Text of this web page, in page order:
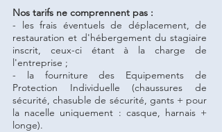
Nos tarifs ne comprennent pas :
- les frais éventuels de déplacement, de
restauration et d'hébergement du stagiaire
inscrit, ceux-ci étant à la charge de
l'entreprise ;
- la fourniture des Equipements de
Protection Individuelle (chaussures de
sécurité, chasuble de sécurité, gants + pour
la nacelle uniquement : casque, harnais +
longe).